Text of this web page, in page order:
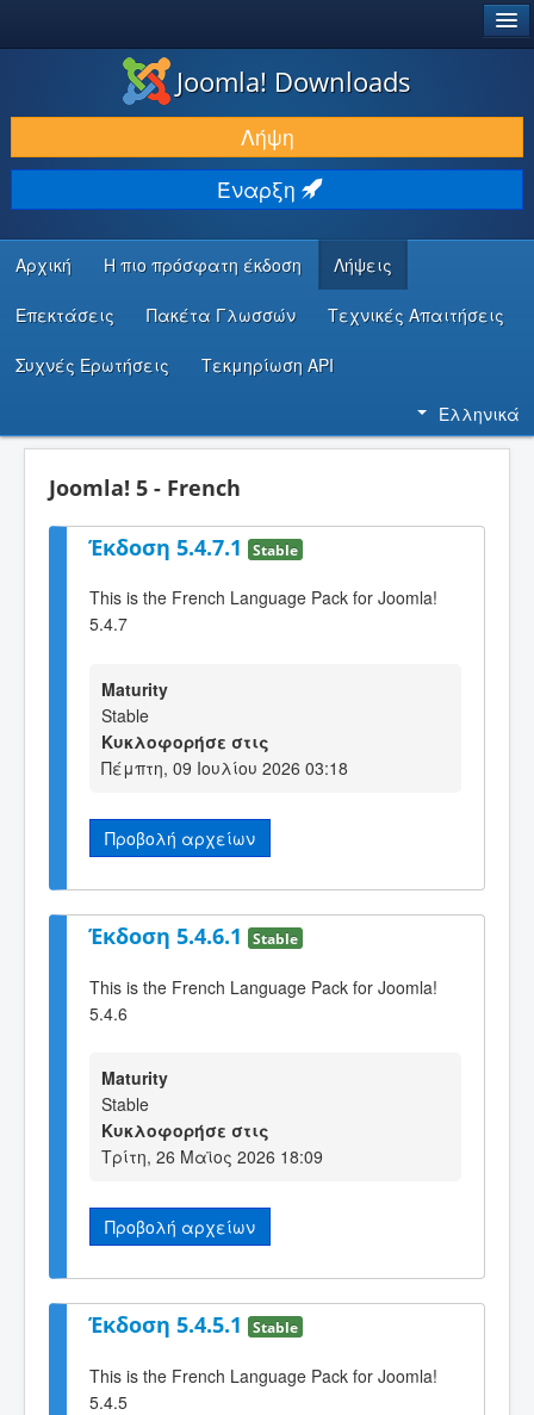
ΛΉΨΕΙΣ & ΕΠΕΚΤΆΣΕΙΣ
ΕΎΡΕΣΗ & ΜΆΘΗΣΗ
ΚΟΙΝΌΤΗΤΑ & ΥΠΟΣΤΉΡΙΞΗ
ΠΌΡΟΙ ΠΡΟΓΡΑΜΜΑΤΙΣΤΏΝ
Joomla! Downloads
Λήψη
Έναρξη
Αρχική Η πιο πρόσφατη έκδοση Λήψεις
Επεκτάσεις Πακέτα Γλωσσών Τεχνικές Απαιτήσεις
Συχνές Ερωτήσεις Τεκμηρίωση API
Ελληνικά
Joomla! 5 - French
Έκδοση 5.4.7.1 Stable
This is the French Language Pack for Joomla!
5.4.7
Maturity
Stable
Κυκλοφορήσε στις
Πέμπτη, 09 Ιουλίου 2026 03:18
Προβολή αρχείων
Έκδοση 5.4.6.1 Stable
This is the French Language Pack for Joomla!
5.4.6
Maturity
Stable
Κυκλοφορήσε στις
Τρίτη, 26 Μαϊος 2026 18:09
Προβολή αρχείων
Έκδοση 5.4.5.1 Stable
This is the French Language Pack for Joomla!
5.4.5